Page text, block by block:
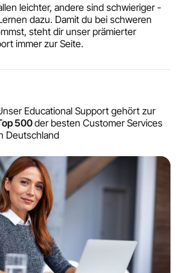
leichter, andere sind schwieriger -
dazu. Damit du bei schweren
steht dir unser prämierter
immer zur Seite.
Educational Support gehört zur
500der besten Customer Services
Deutschland